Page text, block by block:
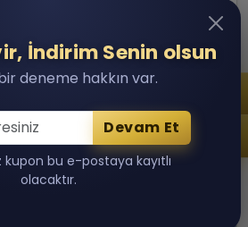
İndirim Senin olsun
deneme hakkın var.
Devam Et
kupon bu e-postaya kayıtlı
olacaktır.